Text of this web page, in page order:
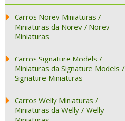
Carros Norev Miniaturas /
Miniaturas da Norev / Norev
Miniaturas
Carros Signature Models /
Miniaturas da Signature Models /
Signature Miniaturas
Carros Welly Miniaturas /
Miniaturas da Welly / Welly